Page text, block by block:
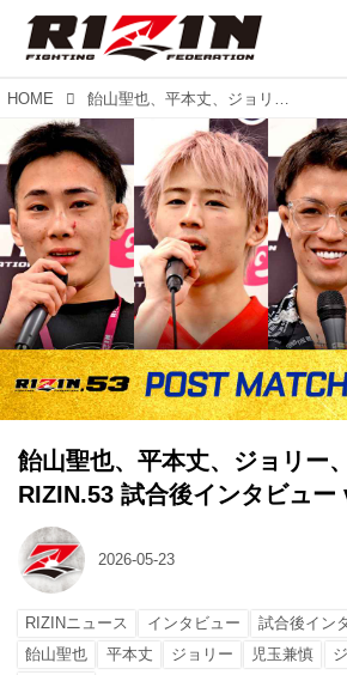
HOME 飴山聖也、平本丈、ジョリー、児玉兼慎 RIZIN.53 試合後インタビュー vol.5
飴山聖也、平本丈、ジョリー
RIZIN.53 試合後インタビュー
2026-05-23
RIZINニュース インタビュー 試合後イン
飴山聖也
平本丈 ジョリー 児玉兼慎